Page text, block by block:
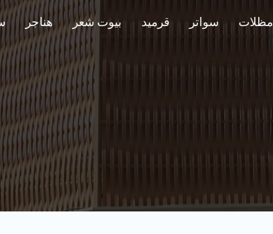
هناجر بيوت شعر قرميد سواتر مظلات